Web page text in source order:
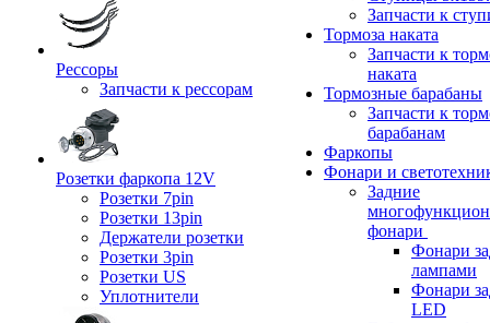
Рессоры
Запчасти к рессорам
Розетки фаркопа 12V
Розетки 7pin
Розетки 13pin
Держатели розетки
Розетки 3pin
Розетки US
Уплотнители
Запчасти к
Тормоза наката
Запчасти к
наката
Тормозные барабаны
Запчасти к
барабанам
Фаркопы
Фонари и
Задние
фонари
Фонари
лампами
Фонари
LED